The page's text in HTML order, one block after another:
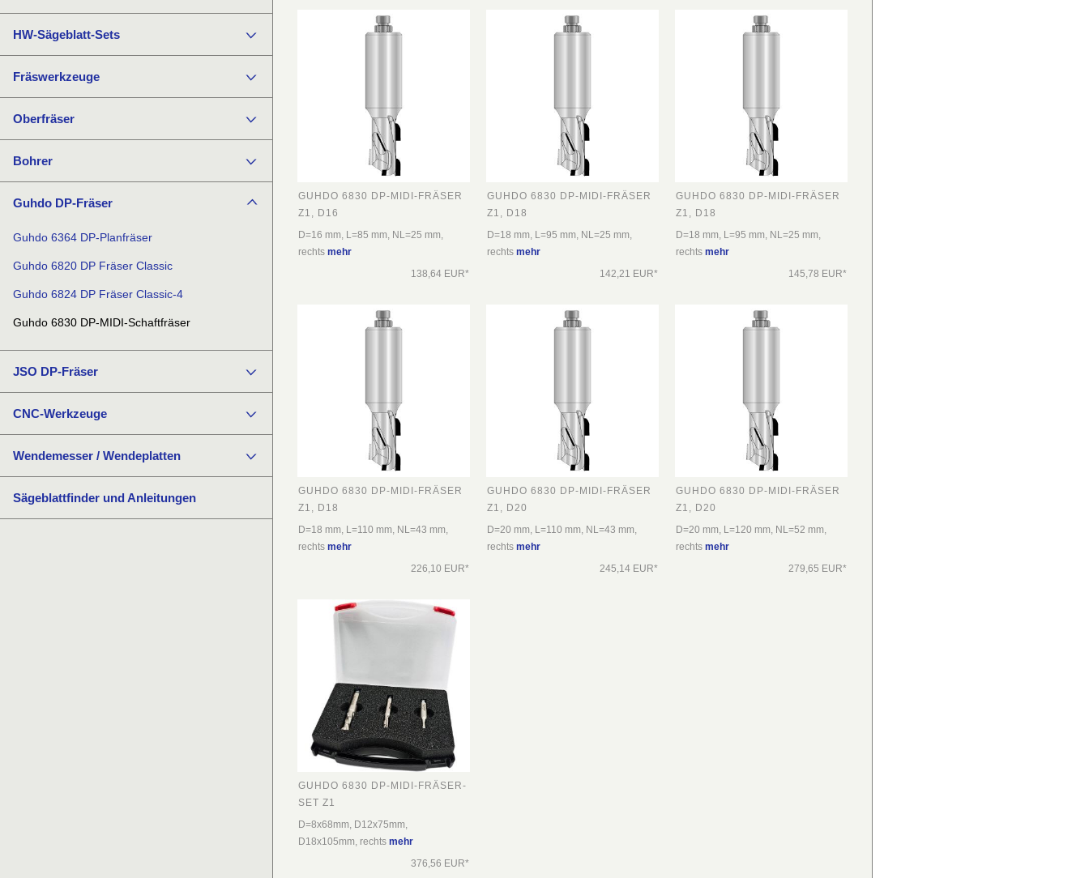
HW-Sägeblatt-Sets
Fräswerkzeuge
Oberfräser
Bohrer
Guhdo DP-Fräser
Guhdo 6364 DP-Planfräser
Guhdo 6820 DP Fräser Classic
Guhdo 6824 DP Fräser Classic-4
Guhdo 6830 DP-MIDI-Schaftfräser
JSO DP-Fräser
CNC-Werkzeuge
Wendemesser / Wendeplatten
Sägeblattfinder und Anleitungen
GUHDO 6830 DP-MIDI-FRÄSER
Z1, D16
D=16 mm, L=85 mm, NL=25 mm,
rechts mehr
138,64 EUR*
GUHDO 6830 DP-MIDI-FRÄSER
Z1, D18
D=18 mm, L=95 mm, NL=25 mm,
rechtsmehr
142,21 EUR*
GUHDO 6830 DP-MIDI-FRÄSER
Z1, D18
D=18 mm, L=95 mm, NL=25 mm,
rechtsmehr
145,78 EUR*
GUHDO 6830 DP-MIDI-FRÄSER
Z1, D18
D=18 mm, L=110 mm, NL=43 mm,
rechts mehr
226,10 EUR*
GUHDO 6830 DP-MIDI-FRÄSER
Z1, D20
D=20 mm, L=110 mm, NL=43 mm,
rechtsmehr
245,14 EUR*
GUHDO 6830 DP-MIDI-FRÄSER
Z1, D20
D=20 mm, L=120 mm, NL=52 mm,
rechtsmehr
279,65 EUR*
GUHDO 6830 DP-MIDI-FRÄSER-
SET Z1
D=8x68mm, D12x75mm,
D18x105mm, rechts mehr
376,56 EUR*